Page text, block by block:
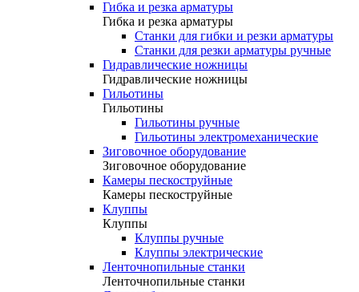
Гибка и резка арматуры
Гибка и резка арматуры
Станки для гибки и резки арматуры
Станки для резки арматуры ручные
Гидравлические ножницы
Гидравлические ножницы
Гильотины
Гильотины
Гильотины ручные
Гильотины электромеханические
Зиговочное оборудование
Зиговочное оборудование
Камеры пескоструйные
Камеры пескоструйные
Клуппы
Клуппы
Клуппы ручные
Клуппы электрические
Ленточнопильные станки
Ленточнопильные станки